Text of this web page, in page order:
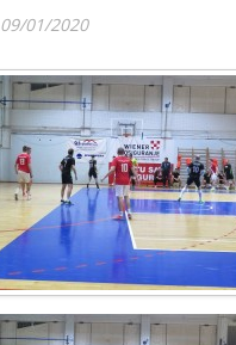
09/01/2020